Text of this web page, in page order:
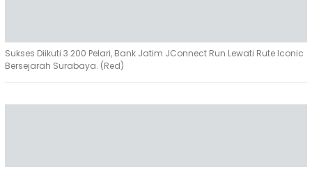
Sukses Diikuti 3.200 Pelari, Bank Jatim JConnect Run Lewati Rute Iconic
Bersejarah Surabaya. (Red)